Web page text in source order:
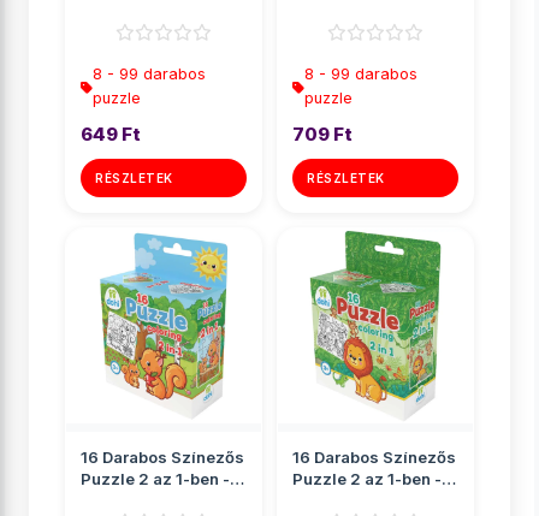
8 - 99 darabos
puzzle
649 Ft
RÉSZLETEK
8 - 99 darabos
puzzle
709 Ft
RÉSZLETEK
16 Darabos Színezős
Puzzle 2 az 1-ben -
16 Darabos Színezős
Puzzle 2 az 1-ben -